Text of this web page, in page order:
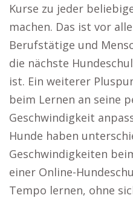
Kurse zu jeder
machen. Das ist vor
Berufstätige und
die nächste
ist. Ein weiterer
beim Lernen an seine
Geschwindigkeit
Hunde haben
Geschwindigkeiten
einer Online-
Tempo lernen, ohne